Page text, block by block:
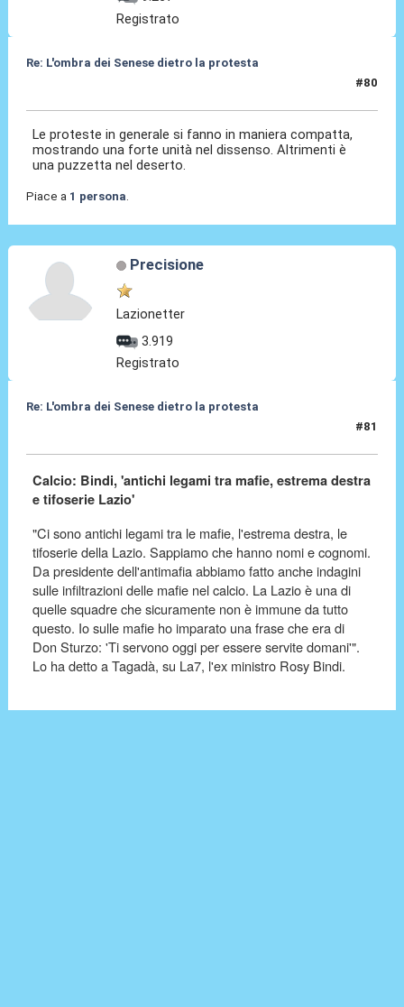
Registrato
Re: L'ombra dei Senese dietro la protesta
#80
Le proteste in generale si fanno in maniera compatta,
mostrando una forte unità nel dissenso. Altrimenti è
una puzzetta nel deserto.
Piace a 1 persona.
Precisione
Lazionetter
3.919
Registrato
Re: L'ombra dei Senese dietro la protesta
#81
Calcio: Bindi, 'antichi legami tra mafie, estrema destra
e tifoserie Lazio'
"Ci sono antichi legami tra le mafie, l'estrema destra, le
tifoserie della Lazio. Sappiamo che hanno nomi e cognomi.
Da presidente dell'antimafia abbiamo fatto anche indagini
sulle infiltrazioni delle mafie nel calcio. La Lazio è una di
quelle squadre che sicuramente non è immune da tutto
questo. Io sulle mafie ho imparato una frase che era di
Don Sturzo: 'Ti servono oggi per essere servite domani'".
Lo ha detto a Tagadà, su La7, l'ex ministro Rosy Bindi.